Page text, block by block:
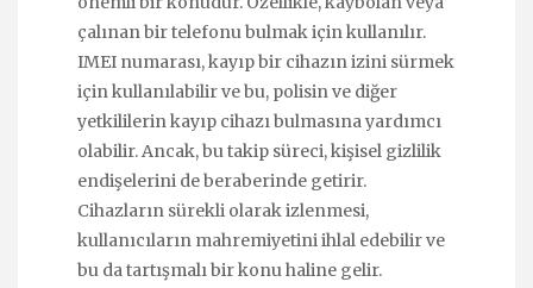
çalınan bir telefonu bulmak için kullanılır.
IMEI numarası, kayıp bir cihazın izini sürmek
için kullanılabilir ve bu, polisin ve diğer
yetkililerin kayıp cihazı bulmasına yardımcı
olabilir. Ancak, bu takip süreci, kişisel gizlilik
endişelerini de beraberinde getirir.
Cihazların sürekli olarak izlenmesi,
kullanıcıların mahremiyetini ihlal edebilir ve
bu da tartışmalı bir konu haline gelir.